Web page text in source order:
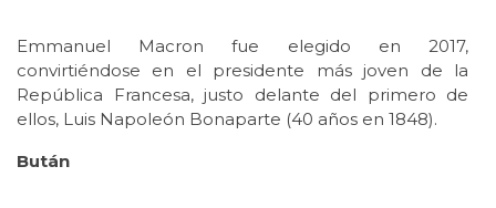
Emmanuel Macron fue elegido en 2017,
convirtiéndose en el presidente más joven de la
República Francesa, justo delante del primero de
ellos, Luis Napoleón Bonaparte (40 años en 1848).
Bután